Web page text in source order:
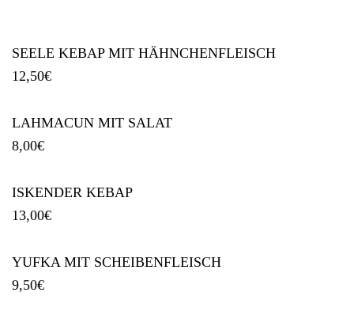
SEELE KEBAP MIT HÄHNCHENFLEISCH
12,50€
LAHMACUN MIT SALAT
8,00€
ISKENDER KEBAP
13,00€
YUFKA MIT SCHEIBENFLEISCH
9,50€